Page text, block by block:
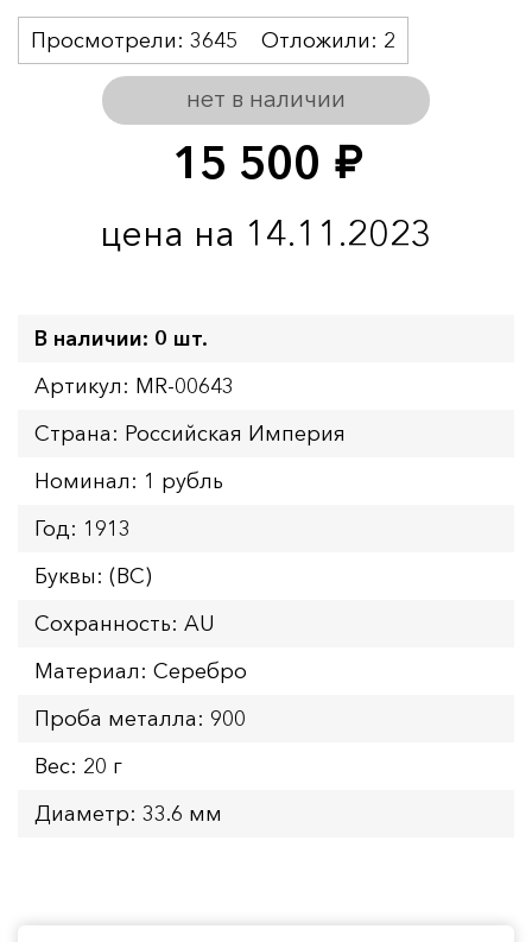
15 500 руб.
цена на 14.11.2023
нет в наличии
Просмотрели: 3645 Отложили: 2
В наличии: 0 шт.
Артикул: MR-00643
Страна: Российская Империя
Номинал: 1 рубль
Год: 1913
Буквы: (ВС)
Сохранность: AU
Материал: Серебро
Проба металла: 900
Вес: 20 г
Диаметр: 33.6 мм